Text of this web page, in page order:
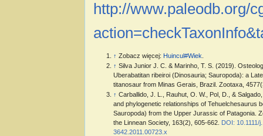
http://www.paleodb.org/
↑ Zobacz więcej: Huincul#Wiek
↑ Silva Junior J. C. & Marinho, T. S. (2019).
Uberabatitan ribeiroi (Dinosauria; Sauropoda): a
titanosaur from Minas Gerais, Brazil. Zootaxa,
↑ Carballido, J. L., Rauhut, O. W., Pol, D., &
and phylogenetic relationships of Tehuelchesaurus
Sauropoda) from the Upper Jurassic of Patagonia.
the Linnean Society, 163(2), 605-662. DOI: 10.1111/
3642.2011.00723.x